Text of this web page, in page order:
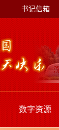
书记信箱
数字资源